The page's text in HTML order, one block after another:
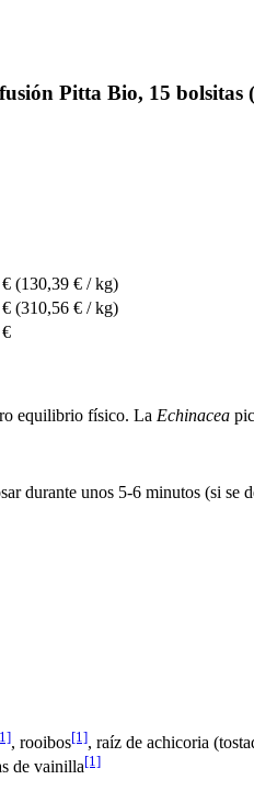
Pitta Bio, 15 bolsitas
(130,39 € / kg)
(310,56 € / kg)
equilibrio físico. La Echinacea
durante unos 5-6 minutos (si se
, rooibos[1], raíz de achicoria
de vainilla[1]